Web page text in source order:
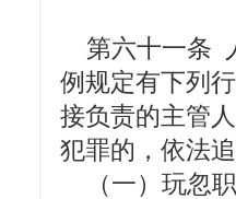
第六十一条
例规定有下列
接负责的主管
犯罪的，依法
（一）玩忽